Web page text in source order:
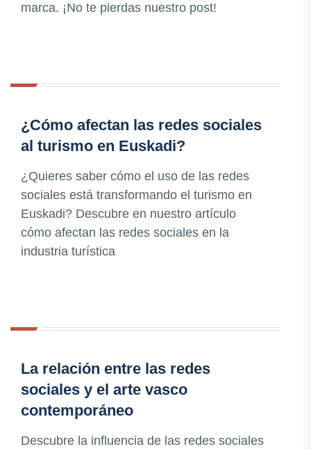
marca. ¡No te pierdas nuestro post!
¿Cómo afectan las redes sociales
al turismo en Euskadi?
¿Quieres saber cómo el uso de las redes
sociales está transformando el turismo en
Euskadi? Descubre en nuestro artículo
cómo afectan las redes sociales en la
industria turística
La relación entre las redes
sociales y el arte vasco
contemporáneo
Descubre la influencia de las redes sociales